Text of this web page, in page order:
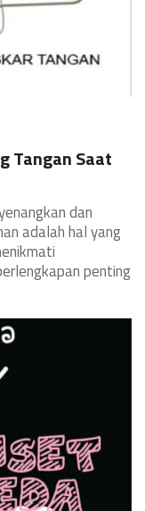
Tangan Saat
dan
adalah hal yang
penting